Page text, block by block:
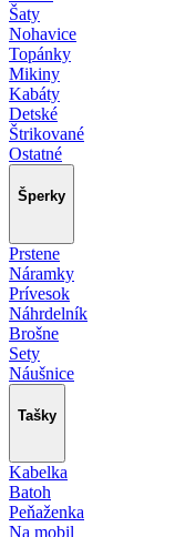
Šaty
Nohavice
Topánky
Mikiny
Kabáty
Detské
Štrikované
Ostatné
Šperky
Prstene
Náramky
Prívesok
Náhrdelník
Brošne
Sety
Náušnice
Tašky
Kabelka
Batoh
Peňaženka
Na mobil